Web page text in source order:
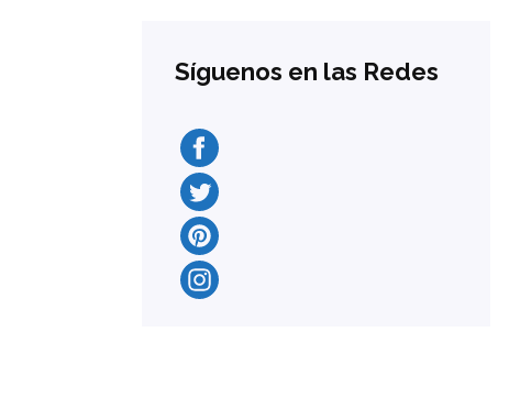
Síguenos en las Redes